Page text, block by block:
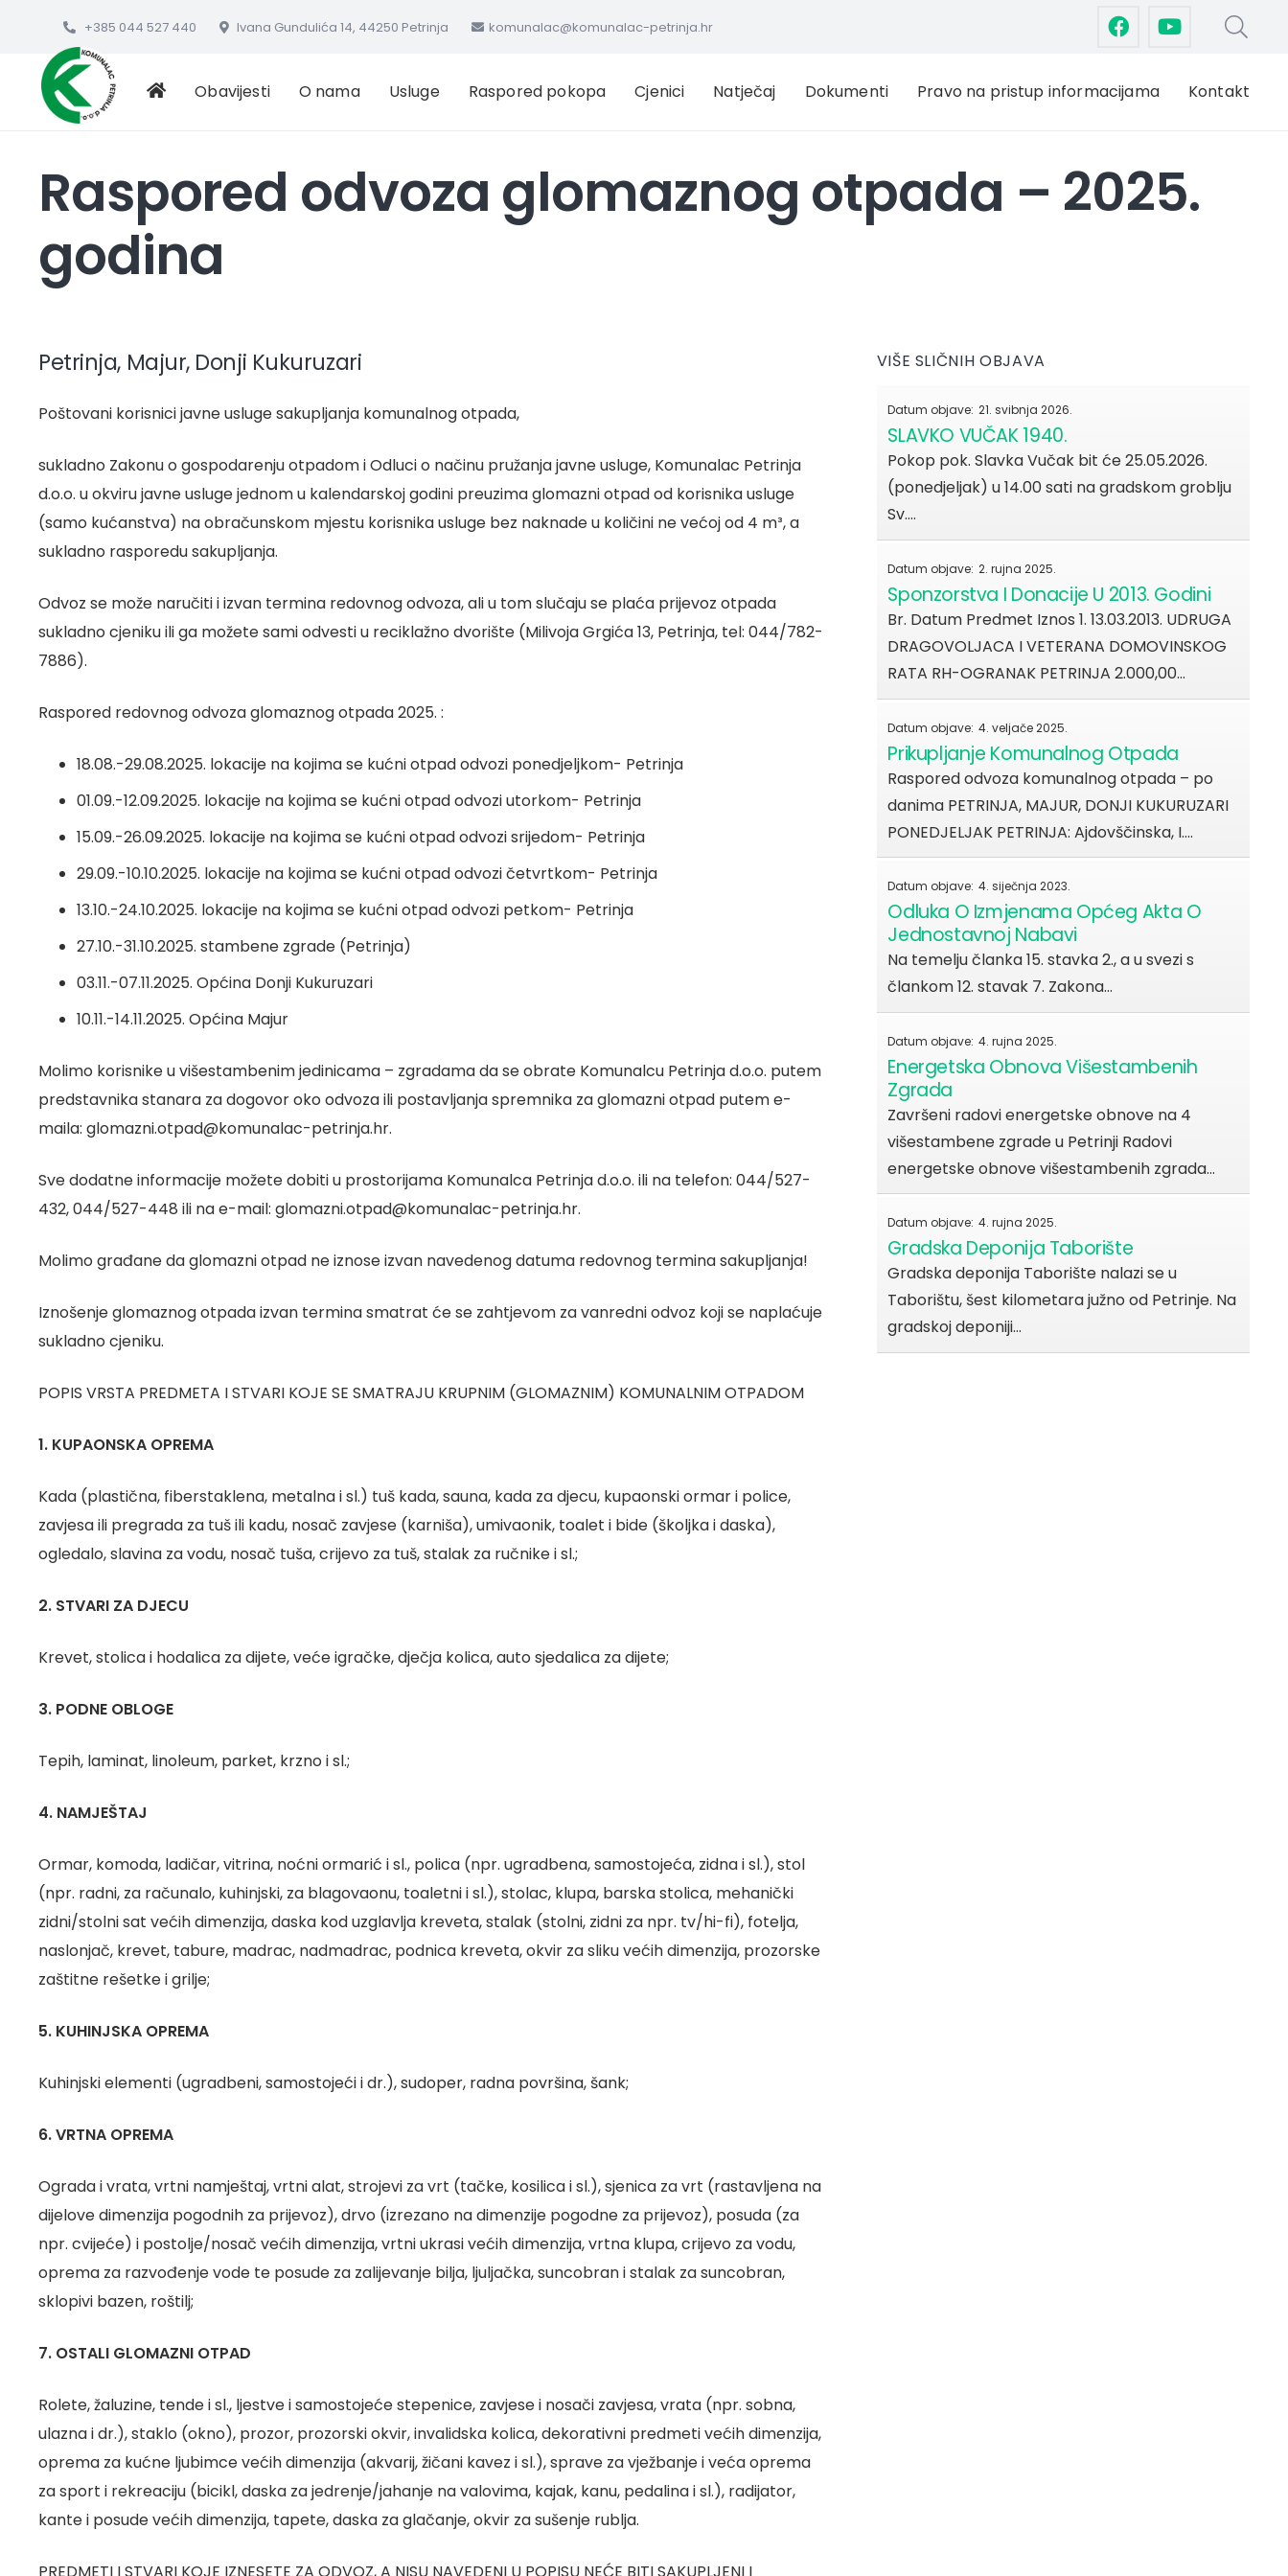
+385 044 527 440 Ivana Gundulića 14, 44250 Petrinja komunalac@komunalac-petrinja.hr
Obavijesti O nama Usluge Raspored pokopa Cjenici Natječaj Dokumenti Pravo na pristup informacijama Kontakt
Raspored odvoza glomaznog otpada – 2025.
godina
Petrinja, Majur, Donji Kukuruzari
Poštovani korisnici javne usluge sakupljanja komunalnog otpada,
sukladno Zakonu o gospodarenju otpadom i Odluci o načinu pružanja javne usluge, Komunalac Petrinja
d.o.o. u okviru javne usluge jednom u kalendarskoj godini preuzima glomazni otpad od korisnika usluge
(samo kućanstva) na obračunskom mjestu korisnika usluge bez naknade u količini ne većoj od 4 m³, a
sukladno rasporedu sakupljanja.
Odvoz se može naručiti i izvan termina redovnog odvoza, ali u tom slučaju se plaća prijevoz otpada
sukladno cjeniku ili ga možete sami odvesti u reciklažno dvorište (Milivoja Grgića 13, Petrinja, tel: 044/782-
7886).
Raspored redovnog odvoza glomaznog otpada 2025. :
18.08.-29.08.2025. lokacije na kojima se kućni otpad odvozi ponedjeljkom- Petrinja
01.09.-12.09.2025. lokacije na kojima se kućni otpad odvozi utorkom- Petrinja
15.09.-26.09.2025. lokacije na kojima se kućni otpad odvozi srijedom- Petrinja
29.09.-10.10.2025. lokacije na kojima se kućni otpad odvozi četvrtkom- Petrinja
13.10.-24.10.2025. lokacije na kojima se kućni otpad odvozi petkom- Petrinja
27.10.-31.10.2025. stambene zgrade (Petrinja)
03.11.-07.11.2025. Općina Donji Kukuruzari
10.11.-14.11.2025. Općina Majur
Molimo korisnike u višestambenim jedinicama – zgradama da se obrate Komunalcu Petrinja d.o.o. putem
predstavnika stanara za dogovor oko odvoza ili postavljanja spremnika za glomazni otpad putem e-
maila: glomazni.otpad@komunalac-petrinja.hr.
Sve dodatne informacije možete dobiti u prostorijama Komunalca Petrinja d.o.o. ili na telefon: 044/527-
432, 044/527-448 ili na e-mail: glomazni.otpad@komunalac-petrinja.hr.
Molimo građane da glomazni otpad ne iznose izvan navedenog datuma redovnog termina sakupljanja!
Iznošenje glomaznog otpada izvan termina smatrat će se zahtjevom za vanredni odvoz koji se naplaćuje
sukladno cjeniku.
POPIS VRSTA PREDMETA I STVARI KOJE SE SMATRAJU KRUPNIM (GLOMAZNIM) KOMUNALNIM OTPADOM
1. KUPAONSKA OPREMA
Kada (plastična, fiberstaklena, metalna i sl.) tuš kada, sauna, kada za djecu, kupaonski ormar i police,
zavjesa ili pregrada za tuš ili kadu, nosač zavjese (karniša), umivaonik, toalet i bide (školjka i daska),
ogledalo, slavina za vodu, nosač tuša, crijevo za tuš, stalak za ručnike i sl.;
2. STVARI ZA DJECU
Krevet, stolica i hodalica za dijete, veće igračke, dječja kolica, auto sjedalica za dijete;
3. PODNE OBLOGE
Tepih, laminat, linoleum, parket, krzno i sl.;
4. NAMJEŠTAJ
Ormar, komoda, ladičar, vitrina, noćni ormarić i sl., polica (npr. ugradbena, samostojeća, zidna i sl.), stol
(npr. radni, za računalo, kuhinjski, za blagovaonu, toaletni i sl.), stolac, klupa, barska stolica, mehanički
zidni/stolni sat većih dimenzija, daska kod uzglavlja kreveta, stalak (stolni, zidni za npr. tv/hi-fi), fotelja,
naslonjač, krevet, tabure, madrac, nadmadrac, podnica kreveta, okvir za sliku većih dimenzija, prozorske
zaštitne rešetke i grilje;
5. KUHINJSKA OPREMA
Kuhinjski elementi (ugradbeni, samostojeći i dr.), sudoper, radna površina, šank;
6. VRTNA OPREMA
Ograda i vrata, vrtni namještaj, vrtni alat, strojevi za vrt (tačke, kosilica i sl.), sjenica za vrt (rastavljena na
dijelove dimenzija pogodnih za prijevoz), drvo (izrezano na dimenzije pogodne za prijevoz), posuda (za
npr. cvijeće) i postolje/nosač većih dimenzija, vrtni ukrasi većih dimenzija, vrtna klupa, crijevo za vodu,
oprema za razvođenje vode te posude za zalijevanje bilja, ljuljačka, suncobran i stalak za suncobran,
sklopivi bazen, roštilj;
7. OSTALI GLOMAZNI OTPAD
Rolete, žaluzine, tende i sl., ljestve i samostojeće stepenice, zavjese i nosači zavjesa, vrata (npr. sobna,
ulazna i dr.), staklo (okno), prozor, prozorski okvir, invalidska kolica, dekorativni predmeti većih dimenzija,
oprema za kućne ljubimce većih dimenzija (akvarij, žičani kavez i sl.), sprave za vježbanje i veća oprema
za sport i rekreaciju (bicikl, daska za jedrenje/jahanje na valovima, kajak, kanu, pedalina i sl.), radijator,
kante i posude većih dimenzija, tapete, daska za glačanje, okvir za sušenje rublja.
VIŠE SLIČNIH OBJAVA
Datum objave: 21. svibnja 2026.
SLAVKO VUČAK 1940.
Pokop pok. Slavka Vučak bit će 25.05.2026.
(ponedjeljak) u 14.00 sati na gradskom groblju
Sv.…
Datum objave: 2. rujna 2025.
Sponzorstva I Donacije U 2013. Godini
Br. Datum Predmet Iznos 1. 13.03.2013. UDRUGA
DRAGOVOLJACA I VETERANA DOMOVINSKOG
RATA RH-OGRANAK PETRINJA 2.000,00…
Datum objave: 4. veljače 2025.
Prikupljanje Komunalnog Otpada
Raspored odvoza komunalnog otpada – po
danima PETRINJA, MAJUR, DONJI KUKURUZARI
PONEDJELJAK PETRINJA: Ajdovščinska, I.…
Datum objave: 4. siječnja 2023.
Odluka O Izmjenama Općeg Akta O
Jednostavnoj Nabavi
Na temelju članka 15. stavka 2., a u svezi s
člankom 12. stavak 7. Zakona…
Datum objave: 4. rujna 2025.
Energetska Obnova Višestambenih
Zgrada
Završeni radovi energetske obnove na 4
višestambene zgrade u Petrinji Radovi
energetske obnove višestambenih zgrada…
Datum objave: 4. rujna 2025.
Gradska Deponija Taborište
Gradska deponija Taborište nalazi se u
Taborištu, šest kilometara južno od Petrinje. Na
gradskoj deponiji…